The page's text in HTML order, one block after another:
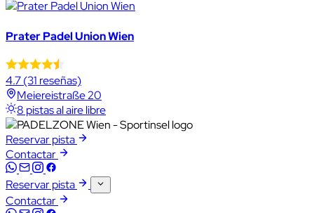
Prater Padel Union Wien
4.7(31 reseñas)
Meiereistraße 20
8 pistas al aire libre
Reservar pista
Contactar
Reservar pista
Contactar